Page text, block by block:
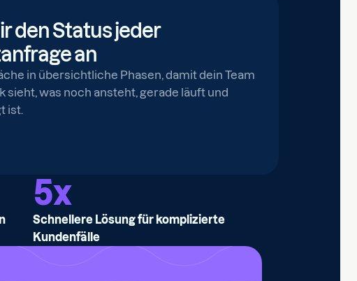
den Status jeder
an
in übersichtliche Phasen, damit dein Team
sieht, was noch ansteht, gerade läuft und
ist.
5x
Schnellere Lösung für komplizierte
Kundenfälle